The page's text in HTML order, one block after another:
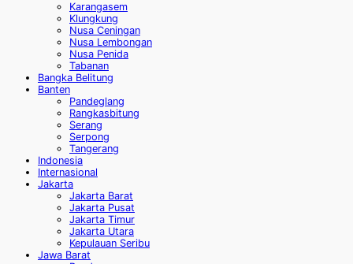
Karangasem
Klungkung
Nusa Ceningan
Nusa Lembongan
Nusa Penida
Tabanan
Bangka Belitung
Banten
Pandeglang
Rangkasbitung
Serang
Serpong
Tangerang
Indonesia
Internasional
Jakarta
Jakarta Barat
Jakarta Pusat
Jakarta Timur
Jakarta Utara
Kepulauan Seribu
Jawa Barat